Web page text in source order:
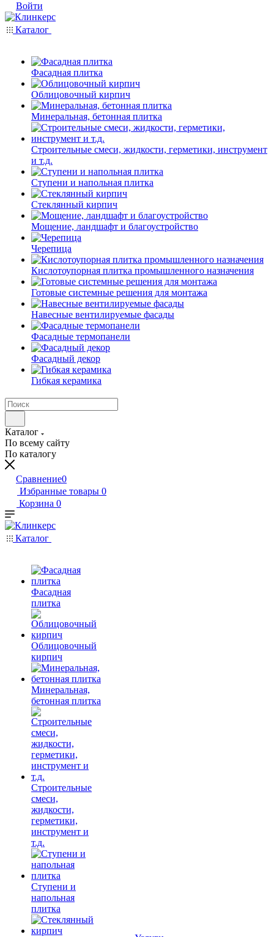
Войти
Каталог
Фасадная плитка
Облицовочный кирпич
Минеральная, бетонная плитка
Строительные смеси, жидкости, герметики, инструмент
и т.д.
Ступени и напольная плитка
Cтеклянный кирпич
Мощение, ландшафт и благоустройство
Черепица
Кислотоупорная плитка промышленного назначения
Готовые системные решения для монтажа
Навесные вентилируемые фасады
Фасадные термопанели
Фасадный декор
Гибкая керамика
Каталог
По всему сайту
По каталогу
Сравнение0
Избранные товары 0
Корзина 0
Каталог
Фасадная
плитка
Облицовочный
кирпич
Минеральная,
бетонная плитка
Строительные
смеси,
жидкости,
герметики,
инструмент и
т.д.
Ступени и
напольная
плитка